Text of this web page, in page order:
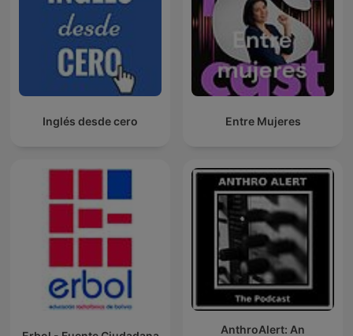
Inglés desde cero Entre Mujeres
AnthroAlert: An